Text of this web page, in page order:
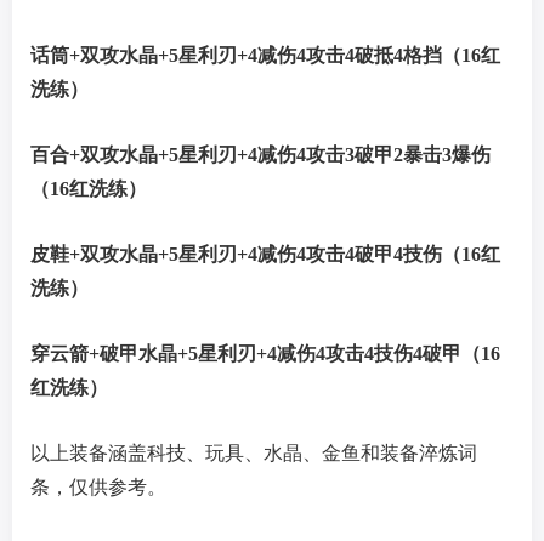
话筒+双攻水晶+5星利刃+4减伤4攻击4破抵4格挡（16红
洗练）
百合+双攻水晶+5星利刃+4减伤4攻击3破甲2暴击3爆伤
（16红洗练）
皮鞋+双攻水晶+5星利刃+4减伤4攻击4破甲4技伤（16红
洗练）
穿云箭+破甲水晶+5星利刃+4减伤4攻击4技伤4破甲（16
红洗练）
以上装备涵盖科技、玩具、水晶、金鱼和装备淬炼词
条，仅供参考。